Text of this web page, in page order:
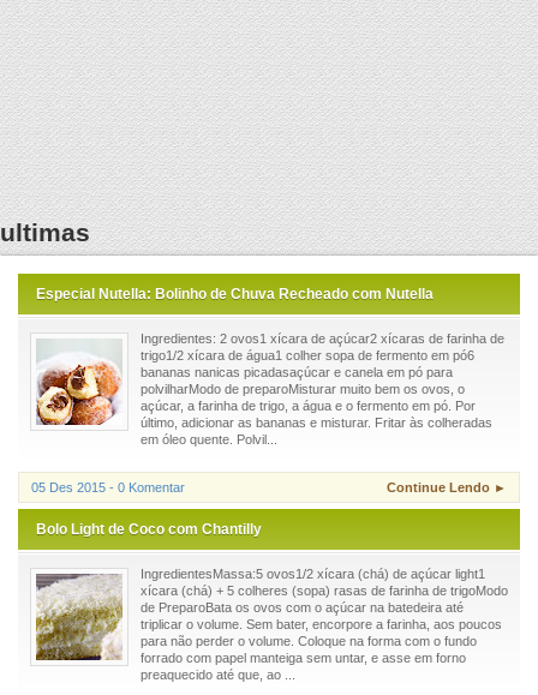
ultimas
Especial Nutella: Bolinho de Chuva Recheado com Nutella
Ingredientes: 2 ovos1 xícara de açúcar2 xícaras de farinha de
trigo1/2 xícara de água1 colher sopa de fermento em pó6
bananas nanicas picadasaçúcar e canela em pó para
polvilharModo de preparoMisturar muito bem os ovos, o
açúcar, a farinha de trigo, a água e o fermento em pó. Por
último, adicionar as bananas e misturar. Fritar às colheradas
em óleo quente. Polvil...
05 Des 2015 - 0 Komentar Continue Lendo ►
Bolo Light de Coco com Chantilly
IngredientesMassa:5 ovos1/2 xícara (chá) de açúcar light1
xícara (chá) + 5 colheres (sopa) rasas de farinha de trigoModo
de PreparoBata os ovos com o açúcar na batedeira até
triplicar o volume. Sem bater, encorpore a farinha, aos poucos
para não perder o volume. Coloque na forma com o fundo
forrado com papel manteiga sem untar, e asse em forno
preaquecido até que, ao ...